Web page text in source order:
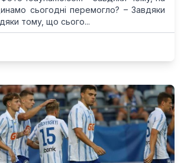
сьогодні перемогло? – Завдяки
тому, що сього...